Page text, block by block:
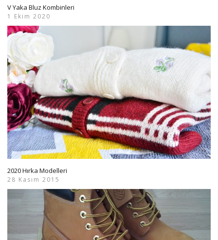
V Yaka Bluz Kombinleri
1 Ekim 2020
2020 Hırka Modelleri
28 Kasım 2015